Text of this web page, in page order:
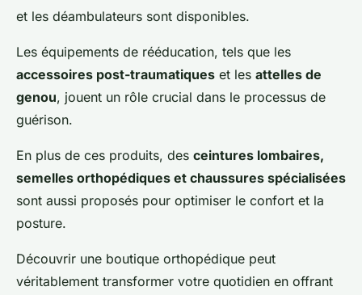
et les déambulateurs sont disponibles.
Les équipements de rééducation, tels que les
accessoires post-traumatiques et les attelles de
genou, jouent un rôle crucial dans le processus de
guérison.
En plus de ces produits, des ceintures lombaires,
semelles orthopédiques et chaussures spécialisées
sont aussi proposés pour optimiser le confort et la
posture.
Découvrir une boutique orthopédique peut
véritablement transformer votre quotidien en offrant